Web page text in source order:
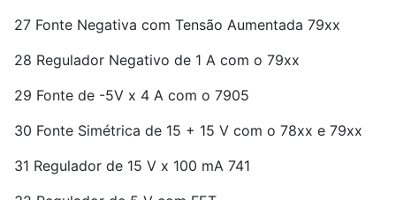
27 Fonte Negativa com Tensão Aumentada 79xx
28 Regulador Negativo de 1 A com o 79xx
29 Fonte de -5V x 4 A com o 7905
30 Fonte Simétrica de 15 + 15 V com o 78xx e 79xx
31 Regulador de 15 V x 100 mA 741